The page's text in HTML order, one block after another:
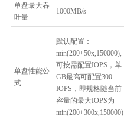
单盘最大吞
吐量
1000MB/s
单盘性能公
式
默认配置：
min(200+50x,150000),
可按需配置IOPS，单
GB最高可配置300
IOPS，即规格随当前
容量的最大IOPS为
min(200+300x,150000)